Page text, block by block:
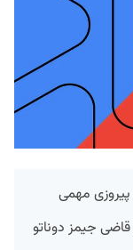
مهمی
جیمز دوناتو